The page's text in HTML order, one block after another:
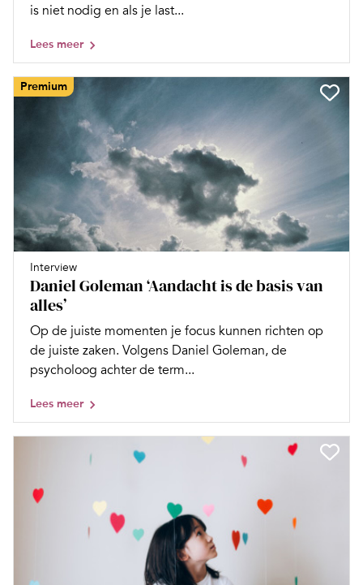
is niet nodig en als je last...
Lees meer
Premium
Interview
Daniel Goleman ‘Aandacht is de basis van
alles’
Op de juiste momenten je focus kunnen richten op
de juiste zaken. Volgens Daniel Goleman, de
psycholoog achter de term...
Lees meer